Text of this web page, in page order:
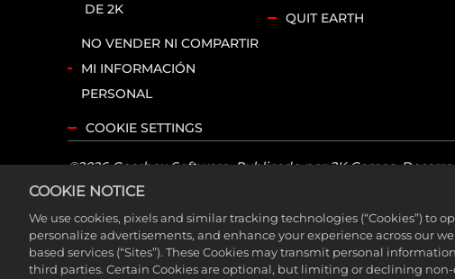
DE 2K
NO VENDER NI COMPARTIR
MI INFORMACIÓN
PERSONAL
COOKIE SETTINGS
QUIT EARTH
©2026 Gearbox Software. Publicado por 2K Games.
Software, LLC. 2K y el logotipo de 2K son marcas
sus respectivos dueños. Todos los derechos reservados.
Si estás buscando el Borderlands Research Institute,haz
COOKIE NOTICE
We use cookies, pixels and similar tracking technologies (“Cookies”) to
personalize advertisements, and enhance your experience across our
based services (“Sites”). These Cookies may transmit personal
third parties. Certain Cookies are optional, but limiting or declining